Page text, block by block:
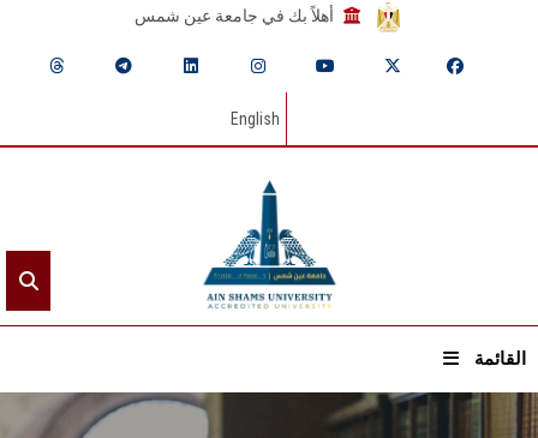
أهلاً بك في جامعة عين شمس
English
القائمة
الرئيسيـة